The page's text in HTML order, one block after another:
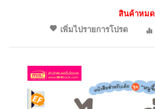
สินค้าหมด
เพิ่มไปรายการโปรด